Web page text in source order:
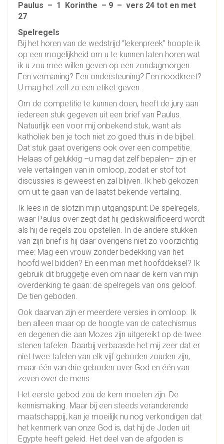
Paulus – 1 Korinthe – 9 – vers 24 tot en met
27
Spelregels
Bij het horen van de wedstrijd “lekenpreek” hoopte ik
op een mogelijkheid om u te kunnen laten horen wat
ik u zou mee willen geven op een zondagmorgen.
Een vermaning? Een ondersteuning? Een noodkreet?
U mag het zelf zo een etiket geven.
Om de competitie te kunnen doen, heeft de jury aan
iedereen stuk gegeven uit een brief van Paulus.
Natuurlijk een voor mij onbekend stuk, want als
katholiek ben je toch niet zo goed thuis in de bijbel.
Dat stuk gaat overigens ook over een competitie.
Helaas of gelukkig –u mag dat zelf bepalen– zijn er
vele vertalingen van in omloop, zodat er stof tot
discussies is geweest en zal blijven. Ik heb gekozen
om uit te gaan van de laatst bekende vertaling.
Ik lees in de slotzin mijn uitgangspunt: De spelregels,
waar Paulus over zegt dat hij gediskwalificeerd wordt
als hij de regels zou opstellen. In de andere stukken
van zijn brief is hij daar overigens niet zo voorzichtig
mee: Mag een vrouw zonder bedekking van het
hoofd wel bidden? En een man met hoofddeksel? Ik
gebruik dit bruggetje even om naar de kern van mijn
overdenking te gaan: de spelregels van ons geloof.
De tien geboden.
Ook daarvan zijn er meerdere versies in omloop. Ik
ben alleen maar op de hoogte van de catechismus
en degenen die aan Mozes zijn uitgereikt op de twee
stenen tafelen. Daarbij verbaasde het mij zeer dat er
niet twee tafelen van elk vijf geboden zouden zijn,
maar één van drie geboden over God en één van
zeven over de mens.
Het eerste gebod zou de kern moeten zijn. De
kennismaking. Maar bij een steeds veranderende
maatschappij, kan je moeilijk nu nog verkondigen dat
het kenmerk van onze God is, dat hij de Joden uit
Egypte heeft geleid. Het deel van de afgoden is